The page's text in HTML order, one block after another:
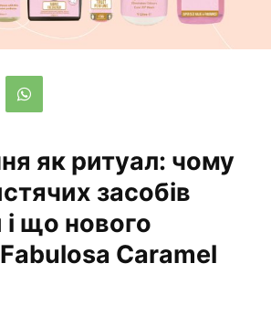
як ритуал: чому
засобів
що нового
Caramel